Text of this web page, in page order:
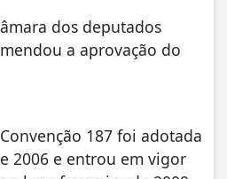
dos deputados
a aprovação do
187 foi adotada
2006 e entrou em vigor